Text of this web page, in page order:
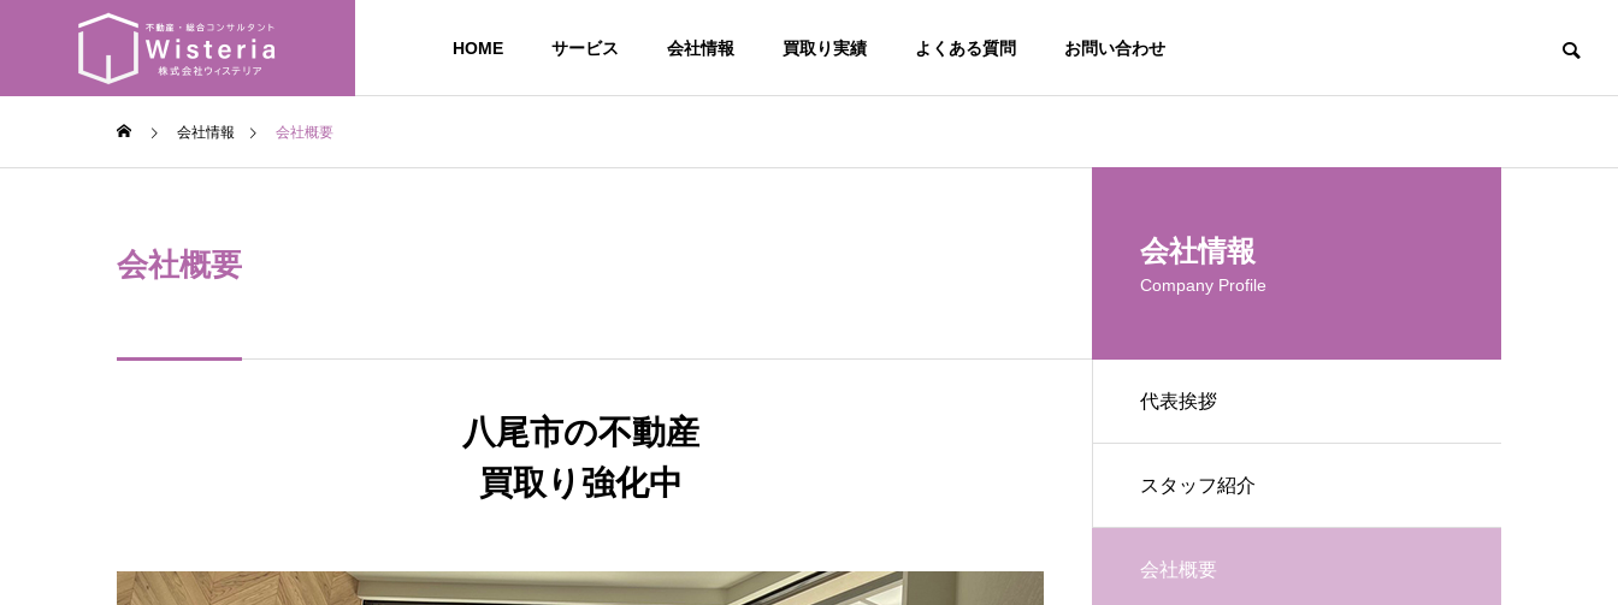
HOME サービス 会社情報 買取り実績 よくある質問 お問い合わせ
会社情報 会社概要
会社概要
八尾市の不動産
買取り強化中
会社情報
Company Profile
代表挨拶
スタッフ紹介
会社概要